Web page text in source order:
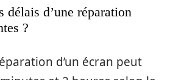
délais d’une réparation
?
d’un écran peut